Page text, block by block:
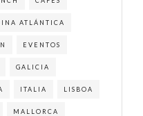
ATLÁNTICA
EVENTOS
GALICIA
ITALIA LISBOA
MALLORCA